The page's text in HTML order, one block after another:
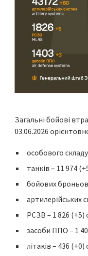
Загальні бойові
03.06.2026
особового
танків – 11 974
бойових
артилерійських
РСЗВ – 1 826 (+5)
засоби ППО – 1
літаків – 436 (+0)